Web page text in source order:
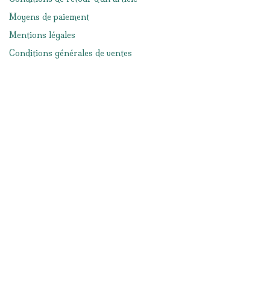
Moyens de paiement
Mentions légales
Conditions générales de ventes